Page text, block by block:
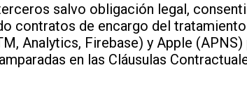
salvo obligación legal,
contratos de encargo del tratamiento
Analytics, Firebase) y Apple
en las Cláusulas